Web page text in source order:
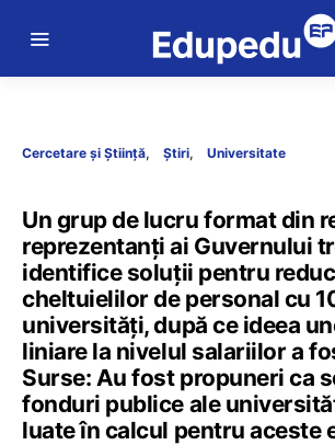
Cercetare și Știință Știri Universitate
Un grup de lucru format din
reprezentanți ai Guvernului
identifice soluții pentru
cheltuielilor de personal cu
universități, după ce ideea
liniare la nivelul salariilor a
Surse: Au fost propuneri ca
fonduri publice ale
luate în calcul pentru aceste